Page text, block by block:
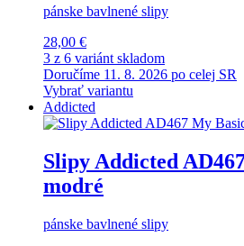
pánske bavlnené slipy
28,00 €
3 z 6 variánt skladom
Doručíme 11. 8. 2026 po celej SR
Vybrať variantu
Addicted
Slipy Addicted
modré
pánske bavlnené slipy